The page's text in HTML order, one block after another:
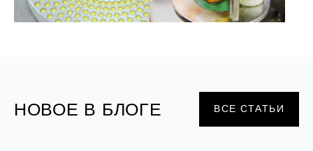
НОВОЕ В БЛОГЕ ВСЕ СТАТЬИ